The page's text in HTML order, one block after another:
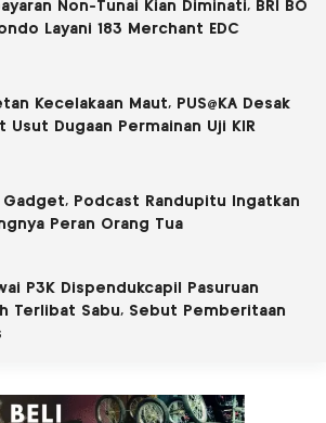
Non-Tunai Kian Diminati, BRI BO
Layani 183 Merchant EDC
Kecelakaan Maut, PUS@KA Desak
Usut Dugaan Permainan Uji KIR
Gadget, Podcast Randupitu Ingatkan
Peran Orang Tua
P3K Dispendukcapil Pasuruan
Terlibat Sabu, Sebut Pemberitaan